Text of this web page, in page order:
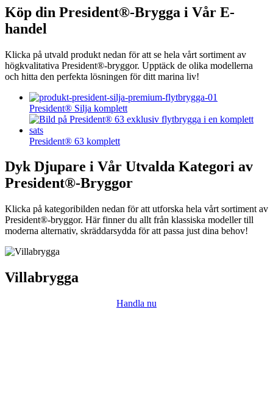
Köp din President®-Brygga i Vår E-
handel
Klicka på utvald produkt nedan för att se hela vårt sortiment av
högkvalitativa President®-bryggor. Upptäck de olika modellerna
och hitta den perfekta lösningen för ditt marina liv!
President® Silja komplett
President® 63 komplett
Dyk Djupare i Vår Utvalda Kategori av
President®-Bryggor
Klicka på kategoribilden nedan för att utforska hela vårt sortiment av
President®-bryggor. Här finner du allt från klassiska modeller till
moderna alternativ, skräddarsydda för att passa just dina behov!
Villabrygga
Handla nu